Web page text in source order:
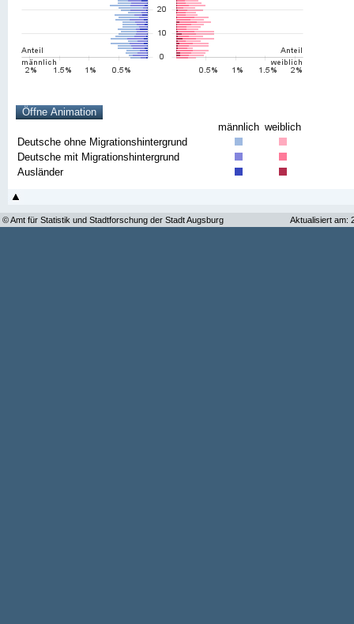
männlich weiblich
Deutsche ohne Migrationshintergrund
Deutsche mit Migrationshintergrund
Ausländer
© Amt für Statistik und Stadtforschung der Stadt Augsburg Aktualisiert am: